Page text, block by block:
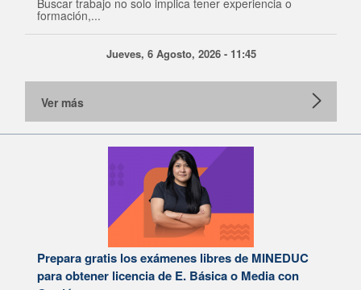
Buscar trabajo no solo implica tener experiencia o
formación,...
Jueves, 6 Agosto, 2026 - 11:45
Ver más
Prepara gratis los exámenes libres de MINEDUC
para obtener licencia de E. Básica o Media con